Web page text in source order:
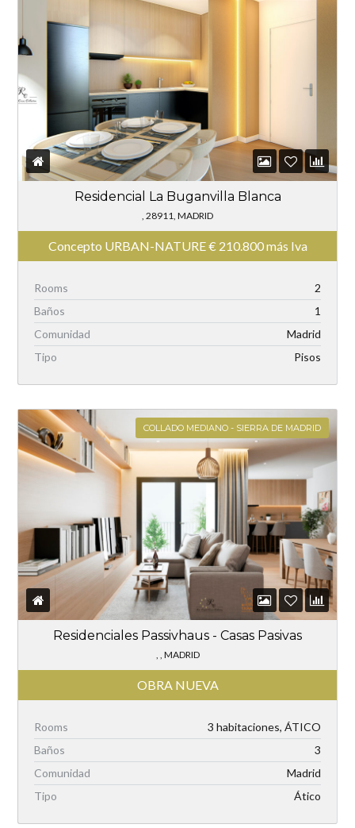
Residencial La Buganvilla Blanca
, 28911, MADRID
Concepto URBAN-NATURE€210.800 más Iva
Rooms
2
Baños
1
Comunidad
Madrid
Tipo
Pisos
COLLADO MEDIANO - SIERRA DE MADRID
Residenciales Passivhaus - Casas Pasivas
, , MADRID
OBRA NUEVA
Rooms
3 habitaciones, ÁTICO
Baños
3
Comunidad
Madrid
Tipo
Ático